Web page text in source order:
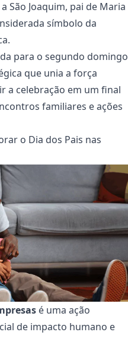
São Joaquim, pai de Maria
símbolo da
para o segundo domingo
que unia a força
a celebração em um final
familiares e ações
o Dia dos Pais nas
é uma ação
de impacto humano e